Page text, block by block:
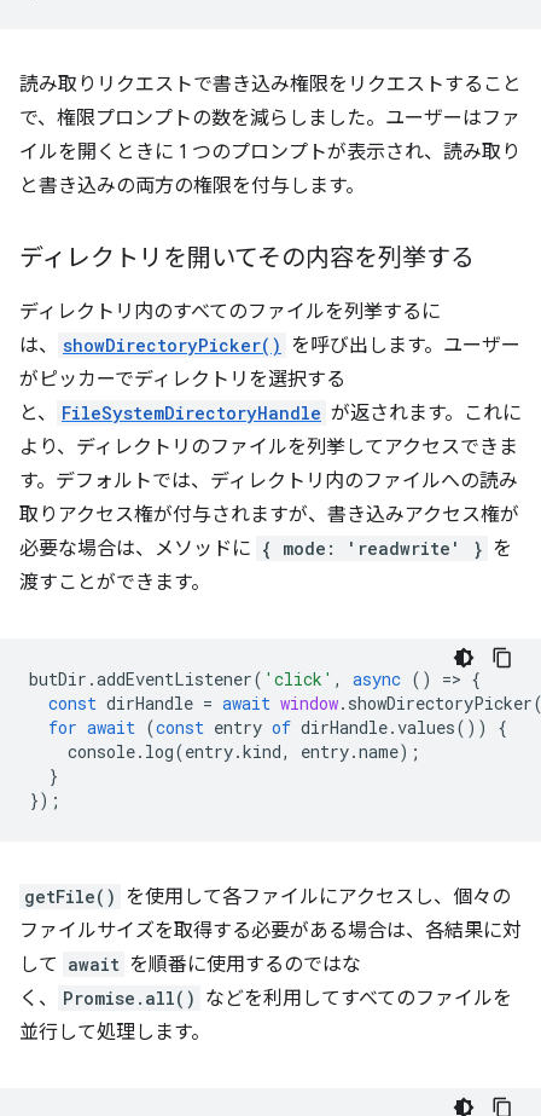
読み取りリクエストで書き込み権限をリクエストすること
で、権限プロンプトの数を減らしました。ユーザーはファ
イルを開くときに 1 つのプロンプトが表示され、読み取り
と書き込みの両方の権限を付与します。
ディレクトリを開いてその内容を列挙する
ディレクトリ内のすべてのファイルを列挙するに
は、
showDirectoryPicker() を呼び出します。ユーザー
がピッカーでディレクトリを選択する
と、
FileSystemDirectoryHandle が返されます。これに
より、ディレクトリのファイルを列挙してアクセスできま
す。デフォルトでは、ディレクトリ内のファイルへの読み
取りアクセス権が付与されますが、書き込みアクセス権が
必要な場合は、メソッドに { mode: 'readwrite' } を
渡すことができます。
butDir .addEventListener( 'click' , async () => {
const dirHandle = await window. showDirectoryPicker
for await (const entry of dirHandle.values())
{
console. log(entry.kind, entry.name);
}
});
getFile() を使用して各ファイルにアクセスし、個々の
ファイルサイズを取得する必要がある場合は、各結果に対
して await を順番に使用するのではな
く、
Promise.all() などを利用してすべてのファイルを
並行して処理します。